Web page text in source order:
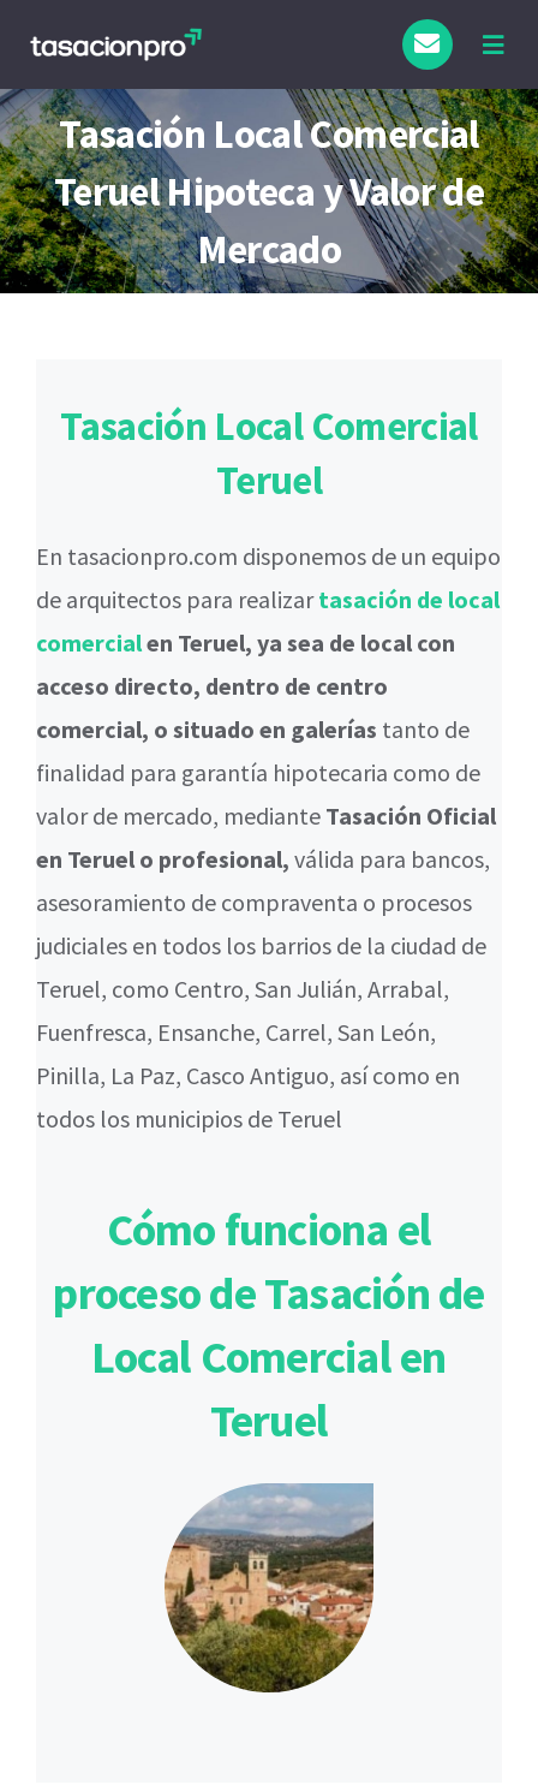
contenido
Tipo de Inmueble
Finalidad
Blog
Tasación Local Comercial
Teruel Hipoteca y Valor de
Mercado
Tasación Local Comercial
Teruel
En tasacionpro.com disponemos de un equipo
de arquitectos para realizartasación de local
comercialen Teruel, ya sea de local con
acceso directo, dentro de centro
comercial, o situado en galerías tanto de
finalidad para garantía hipotecaria como de
valor de mercado, mediante Tasación Oficial
en Teruel o profesional, válida para bancos,
asesoramiento de compraventa o procesos
judiciales en todos los barrios de la ciudad de
Teruel, como Centro, San Julián, Arrabal,
Fuenfresca, Ensanche, Carrel, San León,
Pinilla, La Paz, Casco Antiguo, así como en
todos los municipios de Teruel
Cómo funciona el
proceso de Tasación de
Local Comercial en
Teruel